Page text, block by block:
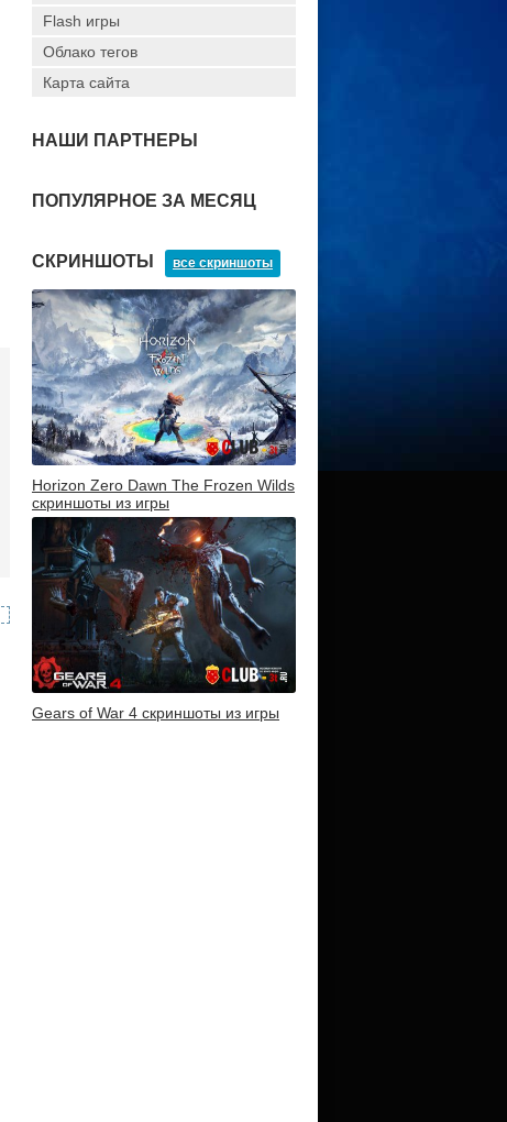
Flash игры
Облако тегов
Карта сайта
НАШИ ПАРТНЕРЫ
ПОПУЛЯРНОЕ ЗА МЕСЯЦ
СКРИНШОТЫ все скриншоты
Horizon Zero Dawn The Frozen Wilds
скриншоты из игры
Gears of War 4 скриншоты из игры